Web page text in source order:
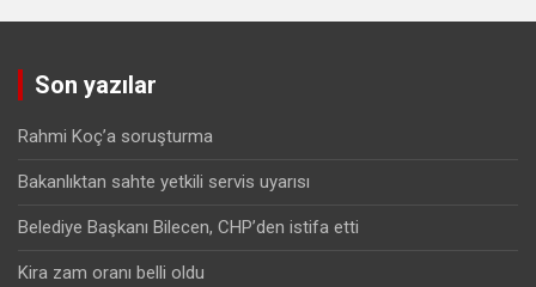
Son yazılar
Rahmi Koç’a soruşturma
Bakanlıktan sahte yetkili servis uyarısı
Belediye Başkanı Bilecen, CHP’den istifa etti
Kira zam oranı belli oldu